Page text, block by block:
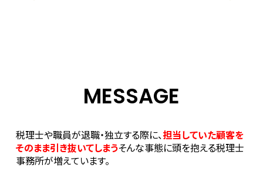
MESSAGE
税理士や職員が退職・独立する際に、担当していた顧客を
そのまま引き抜いてしまうそんな事態に頭を抱える税理士
事務所が増えています。